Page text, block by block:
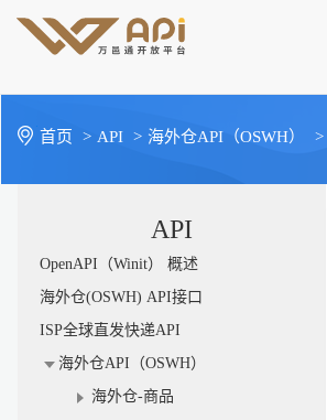
首页 > API > 海外仓API（OSWH） >
API
OpenAPI（Winit） 概述
海外仓(OSWH) API接口
ISP全球直发快递API
海外仓API（OSWH）
海外仓-商品